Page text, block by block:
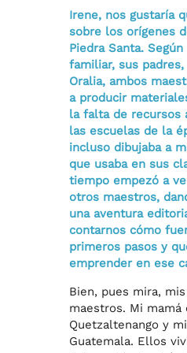
Irene, nos gustaría
sobre los orígenes
Piedra Santa.
familiar, sus
Oralia, ambos
a producir
la falta de recursos
las escuelas de la
incluso dibujaba a
que usaba en sus
tiempo empezó a
otros maestros,
una aventura
contarnos cómo
primeros pasos y
emprender en ese
Bien, pues mira,
maestros. Mi mamá
Quetzaltenango y
Guatemala. Ellos